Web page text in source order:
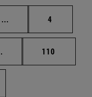
... Páginas intermedias
Página
4
Páginas intermedias
Página
110